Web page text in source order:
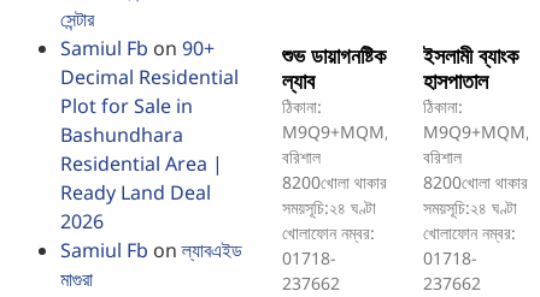
সেন্টার
Samiul Fb on 90+
Decimal Residential
Plot for Sale in
Bashundhara
Residential Area |
Ready Land Deal
2026
Samiul Fb onল্যাবএইড
মাগুরা
শুভ ডায়াগনষ্টিক
ল্যাব
ঠিকানা:
M9Q9+MQM,
বরিশাল
8200খোলা থাকার
সময়সূচি:২৪ ঘণ্টা
খোলাফোন নম্বর:
01718-
237662
ইসলামী ব্যাংক
হাসপাতাল
ঠিকানা:
M9Q9+MQM,
বরিশাল
8200খোলা থাকার
সময়সূচি:২৪ ঘণ্টা
খোলাফোন নম্বর:
01718-
237662